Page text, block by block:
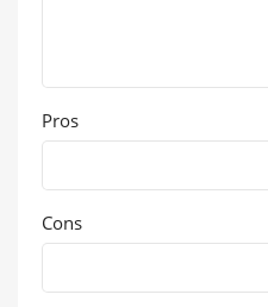
Pros
Cons